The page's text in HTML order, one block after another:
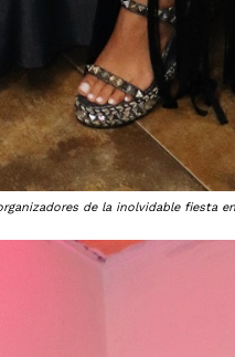
de la inolvidable fiesta